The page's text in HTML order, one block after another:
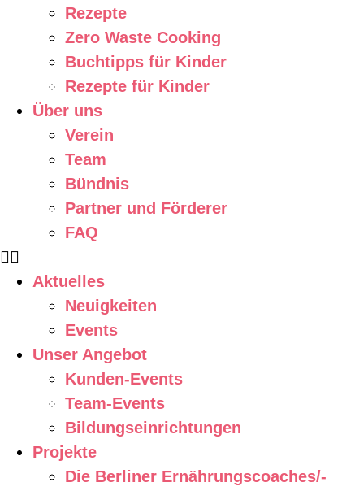
Rezepte
Zero Waste Cooking
Buchtipps für Kinder
Rezepte für Kinder
Über uns
Verein
Team
Bündnis
Partner und Förderer
FAQ
Aktuelles
Neuigkeiten
Events
Unser Angebot
Kunden-Events
Team-Events
Bildungseinrichtungen
Projekte
Die Berliner Ernährungscoaches/-